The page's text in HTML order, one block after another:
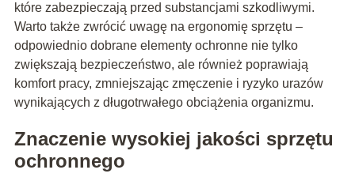
które zabezpieczają przed substancjami szkodliwymi.
Warto także zwrócić uwagę na ergonomię sprzętu –
odpowiednio dobrane elementy ochronne nie tylko
zwiększają bezpieczeństwo, ale również poprawiają
komfort pracy, zmniejszając zmęczenie i ryzyko urazów
wynikających z długotrwałego obciążenia organizmu.
Znaczenie wysokiej jakości sprzętu
ochronnego